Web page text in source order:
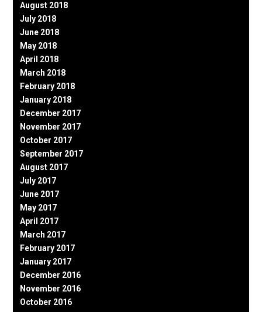
August 2018
July 2018
June 2018
May 2018
April 2018
March 2018
February 2018
January 2018
December 2017
November 2017
October 2017
September 2017
August 2017
July 2017
June 2017
May 2017
April 2017
March 2017
February 2017
January 2017
December 2016
November 2016
October 2016